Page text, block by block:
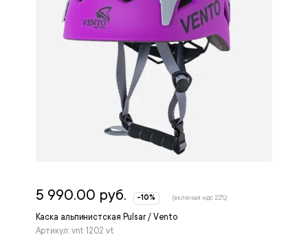
Каска альпинистская Pulsar / Vento
Артикул: vnt 1202 vt
5 990.00 руб. -10% (включая ндс 22%)